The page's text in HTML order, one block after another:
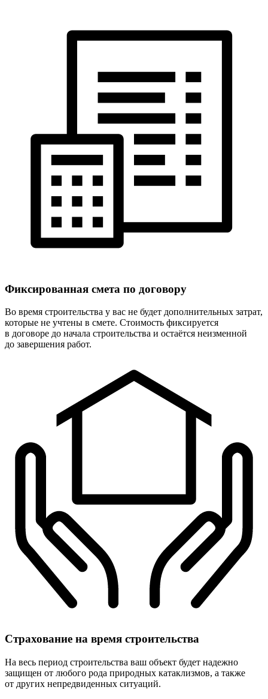
Фиксированная смета по договору
Во время строительства у вас не будет дополнительных затрат,
которые не учтены в смете. Стоимость фиксируется
в договоре до начала строительства и остаётся неизменной
до завершения работ.
Страхование на время строительства
На весь период строительства ваш объект будет надежно
защищен от любого рода природных катаклизмов, а также
от других непредвиденных ситуаций.